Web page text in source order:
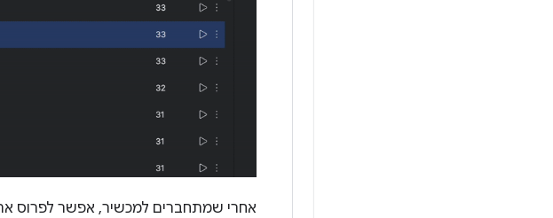
אחרי שמתחברים למכשיר, אפשר לפרוס